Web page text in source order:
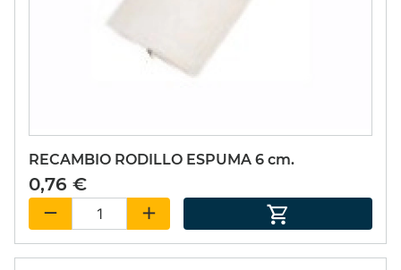
RECAMBIO RODILLO ESPUMA 6 cm.
0,76 €